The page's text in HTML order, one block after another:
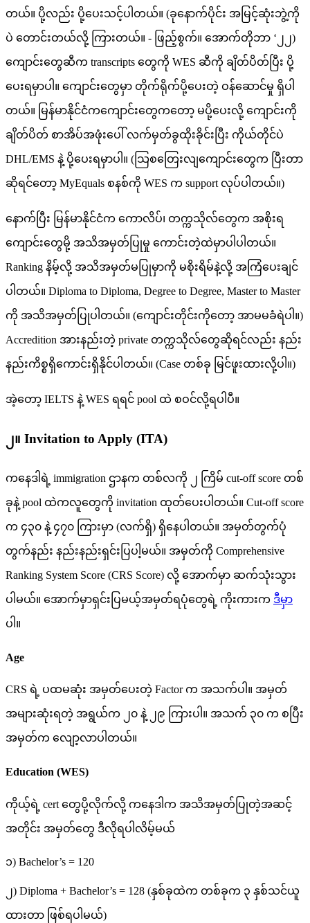
တယ်။ ပို့လည်း ပို့ပေးသင့်ပါတယ်။ (ခုနောက်ပိုင်း အမြင့်ဆုံးဘွဲ့ကို
ပဲ တောင်းတယ်လို့ ကြားတယ်။ - ဖြည့်စွက်။ အောက်တိုဘာ ‘၂၂)
ကျောင်းတွေဆီက transcripts တွေကို WES ဆီကို ချိတ်ပိတ်ပြီး ပို့
ပေးရမှာပါ။ ကျောင်းတွေမှာ တိုက်ရိုက်ပို့ပေးတဲ့ ဝန်ဆောင်မှု ရှိပါ
တယ်။ မြန်မာနိုင်ငံကကျောင်းတွေကတော့ မပို့ပေးလို့ ‌ကျောင်းကို
ချိတ်ပိတ် စာအိပ်အဖုံးပေါ် လက်မှတ်ခွထိုးခိုင်းပြီး ကိုယ်တိုင်ပဲ
DHL/EMS နဲ့ ပို့ပေးရမှာပါ။ (သြစတြေးလျကျောင်းတွေက ပြီးတာ
ဆိုရင်တော့ MyEquals စနစ်ကို WES က support လုပ်ပါတယ်။)
နောက်ပြီး မြန်မာနိုင်ငံက ကောလိပ်၊ တက္ကသိုလ်တွေက အစိုးရ
ကျောင်းတွေမို့ အသိအမှတ်ပြုမှု ကောင်းတဲ့ထဲမှာပါပါတယ်။
Ranking နိမ့်လို့ အသိအမှတ်မပြုမှာကို မစိုးရိမ်နဲ့လို့ အကြံပေးချင်
ပါတယ်။ Diploma to Diploma, Degree to Degree, Master to Master
ကို အသိအမှတ်ပြုပါတယ်။ (ကျောင်းတိုင်းကိုတော့ အာမမခံရဲပါ။)
Accredition အားနည်းတဲ့ private တက္ကသိုလ်တွေဆိုရင်လည်း နည်း
နည်းကိစ္စရှိကောင်းရှိနိုင်ပါတယ်။ (Case တစ်ခု မြင်ဖူးထားလို့ပါ။)
အဲ့တော့ IELTS နဲ့ WES ရရင် pool ထဲ စဝင်လို့ရပါပီ။
၂။ Invitation to Apply (ITA)
ကနေဒါရဲ့ immigration ဌာနက တစ်လကို ၂ ကြိမ် cut-off score တစ်
ခုနဲ့ pool ထဲကလူတွေကို invitation ထုတ်ပေးပါတယ်။ Cut-off score
က ၄၃၀ နဲ့ ၄၇၀ ကြားမှာ (လက်ရှိ) ရှိနေပါတယ်။ အမှတ်တွက်ပုံ
တွက်နည်း နည်းနည်းရှင်းပြပါ့မယ်။ အမှတ်ကို Comprehensive
Ranking System Score (CRS Score) လို့ အောက်မှာ ဆက်သုံးသွား
ပါမယ်။ အောက်မှာရှင်းပြမယ့်အမှတ်ရပုံတွေရဲ့ ကိုးကားက ဒီမှာ
ပါ။
Age
CRS ရဲ့ ပထမဆုံး အမှတ်ပေးတဲ့ Factor က အသက်ပါ။ အမှတ်
အများဆုံးရတဲ့ အရွယ်က ၂၀ နဲ့ ၂၉ ကြားပါ။ အသက် ၃၀ က စပြီး
အမှတ်က လျော့လာပါတယ်။
Education (WES)
ကိုယ့်ရဲ့ cert တွေပို့လိုက်လို့ ကနေဒါက အသိအမှတ်ပြုတဲ့အဆင့်
အတိုင်း အမှတ်တွေ ဒီလိုရပါလိမ့်မယ်
၁) Bachelor’s = 120
၂) Diploma + Bachelor’s = 128 (နှစ်ခုထဲက တစ်ခုက ၃ နှစ်သင်ယူ
ထားတာ ဖြစ်ရပါမယ်)